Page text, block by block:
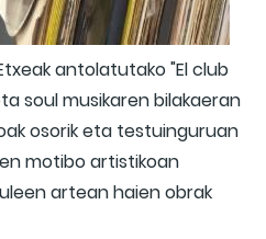
antolatutako "El club
soul musikaren bilakaeran
osorik eta testuinguruan
motibo artistikoan
artean haien obrak